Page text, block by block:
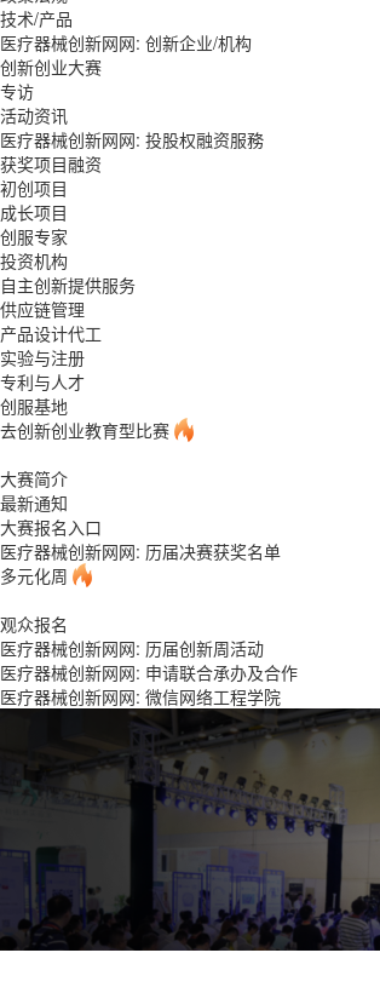
技术/产品
医疗器械创新网网: 创新企业/机构
创新创业大赛
专访
活动资讯
医疗器械创新网网: 投股权融资服務
获奖项目融资
初创项目
成长项目
创服专家
投资机构
自主创新提供服务
供应链管理
产品设计代工
实验与注册
专利与人才
创服基地
去创新创业教育型比赛
大赛简介
最新通知
大赛报名入口
医疗器械创新网网: 历届决赛获奖名单
多元化周
观众报名
医疗器械创新网网: 历届创新周活动
医疗器械创新网网: 申请联合承办及合作
医疗器械创新网网: 微信网络工程学院